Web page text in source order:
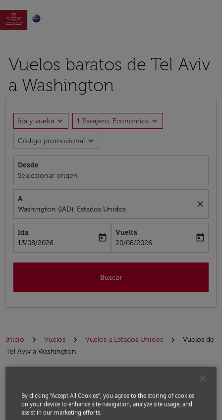

Vuelos baratos de Tel Aviv
a Washington
Ida y vuelta expand_more 1 Pasajero, Economica expand_more
Código promocional expand_more
Desde
Seleccionar origen
A
Washington (IAD), Estados Unidos
close
Ida
fc-booking-departure-date-aria-label
13/08/2026
today
Vuelta
fc-booking-return-date-aria-label
20/08/2026
today
Buscar
Inicio Vuelos Vuelos a Estados Unidos
Vuelos de
Tel Aviv a Washington
vuelo desde Tel Aviv a Washington
Desde
By clicking “Accept All Cookies”, you agree to the storing of cookies
on your device to enhance site navigation, analyze site usage, and
assist in our marketing efforts.